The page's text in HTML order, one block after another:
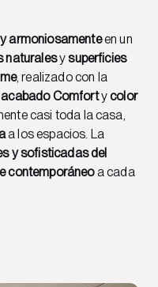
armoniosamenteen un
naturalesy superficies
, realizado con la
acabado Comfortycolor
casi toda la casa,
a los espacios. La
y sofisticadas del
contemporáneoa cada